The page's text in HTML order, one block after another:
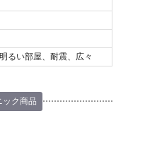
るい部屋、耐震、広々
ック商品